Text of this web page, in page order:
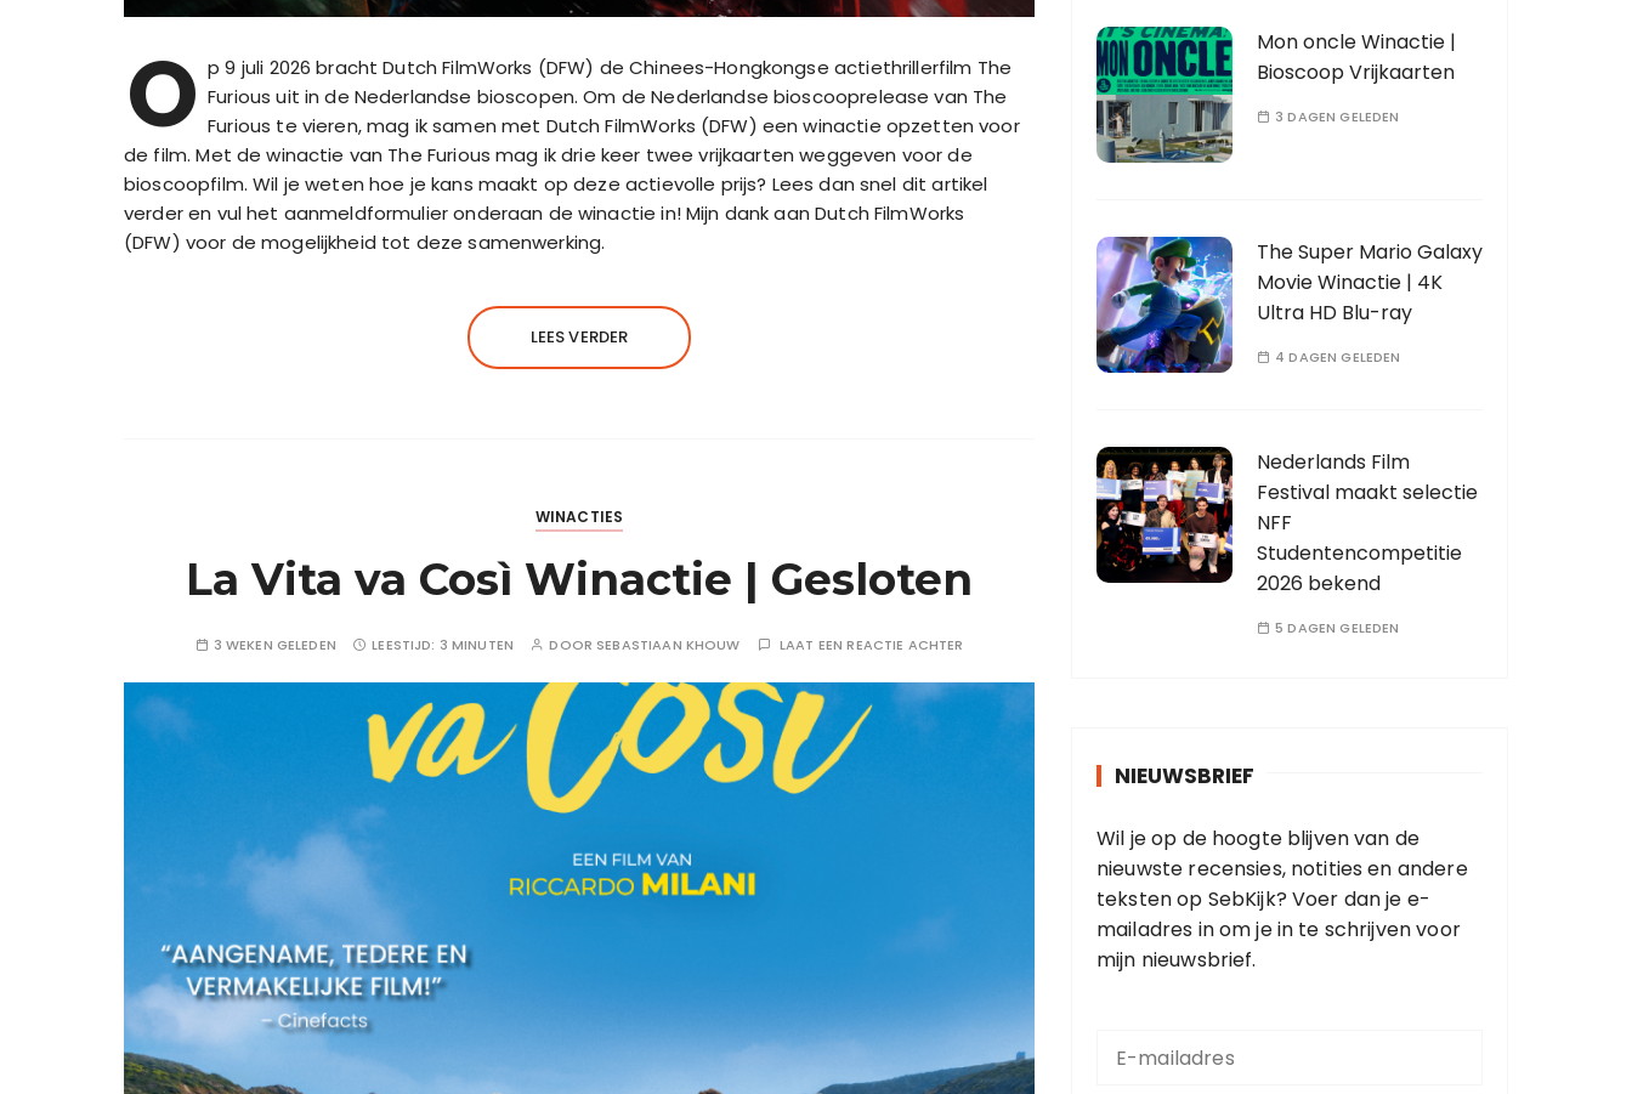
O p 9 juli 2026 bracht Dutch FilmWorks (DFW) de Chinees-Hongkongse actiethrillerfilm The
Furious uit in de Nederlandse bioscopen. Om de Nederlandse bioscooprelease van The
Furious te vieren, mag ik samen met Dutch FilmWorks (DFW) een winactie opzetten voor
de film. Met de winactie van The Furious mag ik drie keer twee vrijkaarten weggeven voor de
bioscoopfilm. Wil je weten hoe je kans maakt op deze actievolle prijs? Lees dan snel dit artikel
verder en vul het aanmeldformulier onderaan de winactie in! Mijn dank aan Dutch FilmWorks
(DFW) voor de mogelijkheid tot deze samenwerking.
LEES VERDER
WINACTIES
La Vita va Così Winactie | Gesloten
3 WEKEN GELEDEN LEESTIJD: 3 MINUTEN DOOR SEBASTIAAN KHOUW LAAT EEN REACTIE ACHTER
Mon oncle Winactie |
Bioscoop Vrijkaarten
3 DAGEN GELEDEN
The Super Mario Galaxy
Movie Winactie | 4K
Ultra HD Blu-ray
4 DAGEN GELEDEN
Nederlands Film
Festival maakt selectie
NFF
Studentencompetitie
2026 bekend
5 DAGEN GELEDEN
NIEUWSBRIEF
Wil je op de hoogte blijven van de
nieuwste recensies, notities en andere
teksten op SebKijk? Voer dan je e-
mailadres in om je in te schrijven voor
mijn nieuwsbrief.